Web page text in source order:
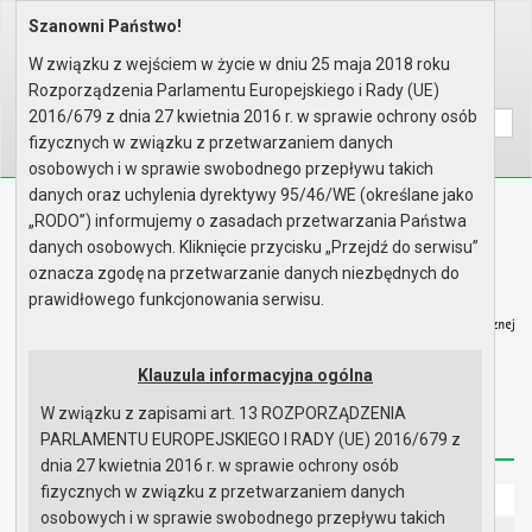
Home Prawo lokalne
Wyszukaj na stronie:
A AA
Biuletyn Informacji Publicznej
Urząd Miasta i Gminy w Gryfinie
Redakcja Instrukcja korzystania Dostępność
Strona główna
Szanowni Państwo!
W związku z wejściem w życie w dniu 25 maja 2018 roku
Rozporządzenia Parlamentu Europejskiego i Rady (UE)
2016/679 z dnia 27 kwietnia 2016 r. w sprawie ochrony osób
fizycznych w związku z przetwarzaniem danych
osobowych i w sprawie swobodnego przepływu takich
danych oraz uchylenia dyrektywy 95/46/WE (określane jako
„RODO”) informujemy o zasadach przetwarzania Państwa
danych osobowych. Kliknięcie przycisku „Przejdź do serwisu”
oznacza zgodę na przetwarzanie danych niezbędnych do
prawidłowego funkcjonowania serwisu.
Klauzula informacyjna ogólna
W związku z zapisami art. 13 ROZPORZĄDZENIA
PARLAMENTU EUROPEJSKIEGO I RADY (UE) 2016/679 z
dnia 27 kwietnia 2016 r. w sprawie ochrony osób
fizycznych w związku z przetwarzaniem danych
osobowych i w sprawie swobodnego przepływu takich